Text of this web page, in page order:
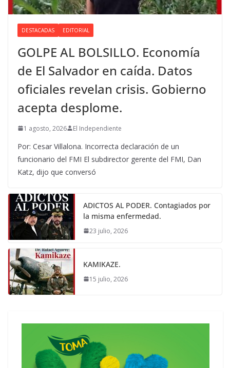
DESTACADAS EDITORIAL
GOLPE AL BOLSILLO. Economía
de El Salvador en caída. Datos
oficiales revelan crisis. Gobierno
acepta desplome.
1 agosto, 2026 El Independiente
Por: Cesar Villalona. Incorrecta declaración de un
funcionario del FMI El subdirector gerente del FMI, Dan
Katz, dijo que conversó
ADICTOS AL PODER. Contagiados por
la misma enfermedad.
23 julio, 2026
KAMIKAZE.
15 julio, 2026